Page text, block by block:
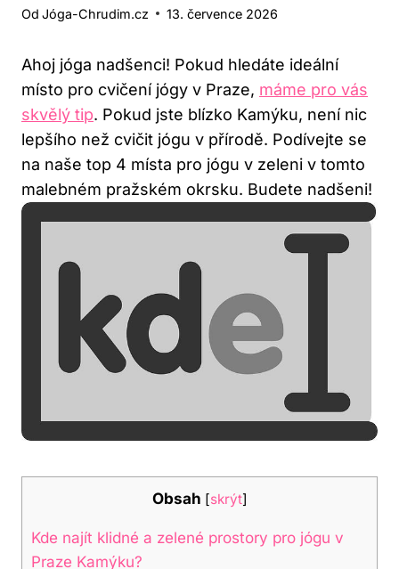
Od Jóga-Chrudim.cz 13. července 2026
Ahoj jóga nadšenci! Pokud hledáte ideální
místo pro cvičení jógy v Praze, máme pro vás
skvělý tip. Pokud jste blízko Kamýku, není nic
lepšího než cvičit jógu v přírodě. Podívejte se
na naše top 4 místa pro jógu v zeleni v tomto
malebném pražském okrsku. Budete nadšeni!
Obsah [skrýt]
Kde najít klidné a zelené prostory pro jógu v
Praze Kamýku?